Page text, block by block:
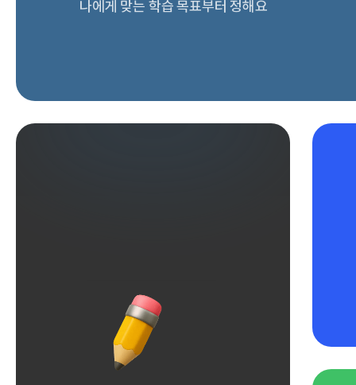
나에게 맞는 학습 목표부터 정해요